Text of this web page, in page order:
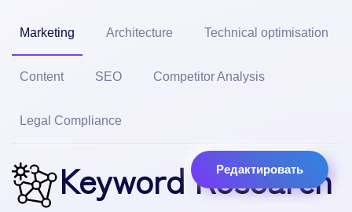
Редактировать
Marketing Architecture Technical optimisation
Content SEO Competitor Analysis
Legal Compliance
Keyword Research